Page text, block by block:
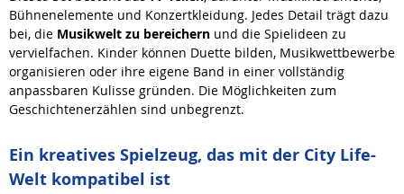
Bühnenelemente und Konzertkleidung. Jedes Detail trägt dazu
bei, die Musikwelt zu bereichern und die Spielideen zu
vervielfachen. Kinder können Duette bilden, Musikwettbewerbe
organisieren oder ihre eigene Band in einer vollständig
anpassbaren Kulisse gründen. Die Möglichkeiten zum
Geschichtenerzählen sind unbegrenzt.
Ein kreatives Spielzeug, das mit der City Life-
Welt kompatibel ist